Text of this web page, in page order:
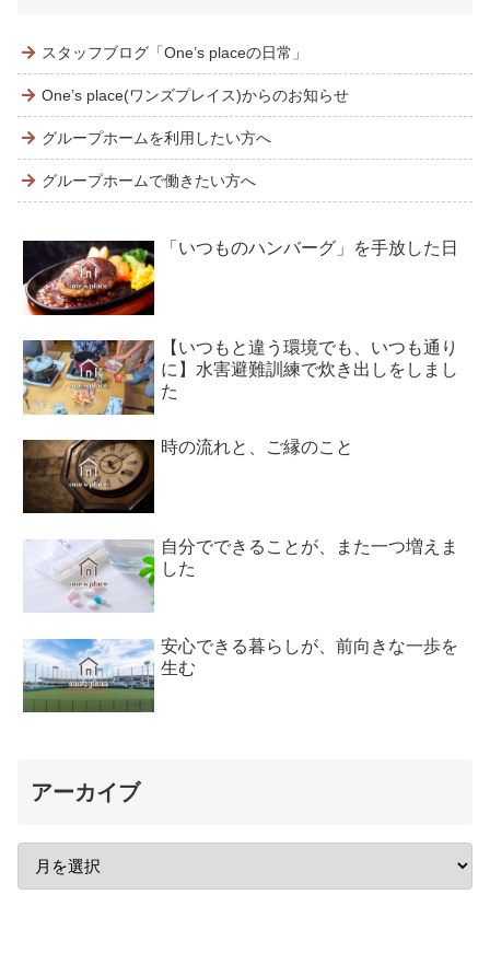
スタッフブログ「One’s placeの日常」
One’s place(ワンズプレイス)からのお知らせ
グループホームを利用したい方へ
グループホームで働きたい方へ
「いつものハンバーグ」を手放した日
【いつもと違う環境でも、いつも通り
に】水害避難訓練で炊き出しをしまし
た
時の流れと、ご縁のこと
自分でできることが、また一つ増えま
した
安心できる暮らしが、前向きな一歩を
生む
アーカイブ